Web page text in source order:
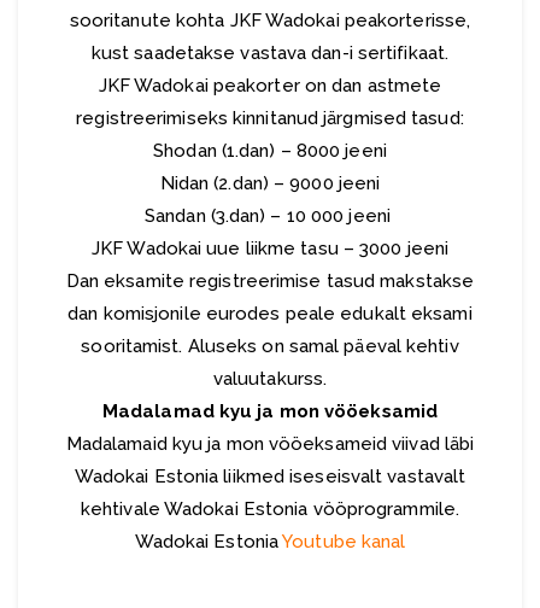
sooritanute kohta JKF Wadokai peakorterisse,
kust saadetakse vastava dan-i sertifikaat.
JKF Wadokai peakorter on dan astmete
registreerimiseks kinnitanud järgmised tasud:
Shodan (1.dan) – 8000 jeeni
Nidan (2.dan) – 9000 jeeni
Sandan (3.dan) – 10 000 jeeni
JKF Wadokai uue liikme tasu – 3000 jeeni
Dan eksamite registreerimise tasud makstakse
dan komisjonile eurodes peale edukalt eksami
sooritamist. Aluseks on samal päeval kehtiv
valuutakurss.
Madalamad kyu ja mon vööeksamid
Madalamaid kyu ja mon vööeksameid viivad läbi
Wadokai Estonia liikmed iseseisvalt vastavalt
kehtivale Wadokai Estonia vööprogrammile.
Wadokai EstoniaYoutube kanal